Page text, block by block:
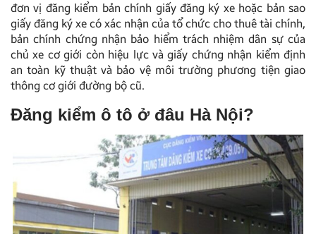
đơn vị đăng kiểm bản chính giấy đăng ký xe hoặc bản sao
giấy đăng ký xe có xác nhận của tổ chức cho thuê tài chính,
bản chính chứng nhận bảo hiểm trách nhiệm dân sự của
chủ xe cơ giới còn hiệu lực và giấy chứng nhận kiểm định
an toàn kỹ thuật và bảo vệ môi trường phương tiện giao
thông cơ giới đường bộ cũ.
Đăng kiểm ô tô ở đâu Hà Nội?